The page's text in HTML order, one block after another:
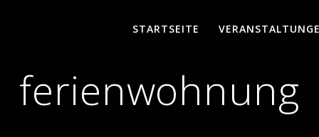
STARTSEITE
ferienwohnung